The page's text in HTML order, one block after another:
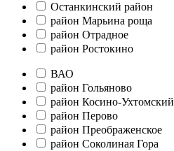
Останкинский район
район Марьина роща
район Отрадное
район Ростокино
ВАО
район Гольяново
район Косино-Ухтомский
район Перово
район Преображенское
район Соколиная Гора